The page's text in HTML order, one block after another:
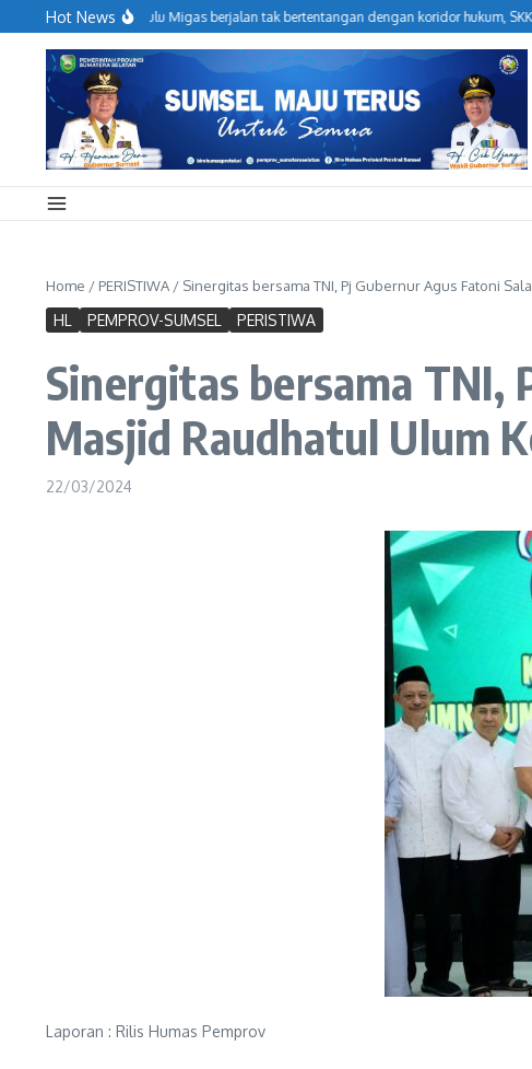
Lewati ke konten
Hot News
Operasional Hulu Migas berjalan tak bertentangan dengan koridor hukum, SKK
Home / PERISTIWA / Sinergitas bersama TNI, Pj Gubernur Agus Fatoni
HL PEMPROV-SUMSEL PERISTIWA
Sinergitas bersama TNI,
Masjid Raudhatul Ulum
22/03/2024
Laporan : Rilis Humas Pemprov